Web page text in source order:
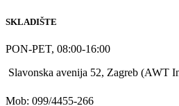
SKLADIŠTE
PON-PET, 08:00-16:00
Slavonska avenija 52, Zagreb (AWT
Mob: 099/4455-266